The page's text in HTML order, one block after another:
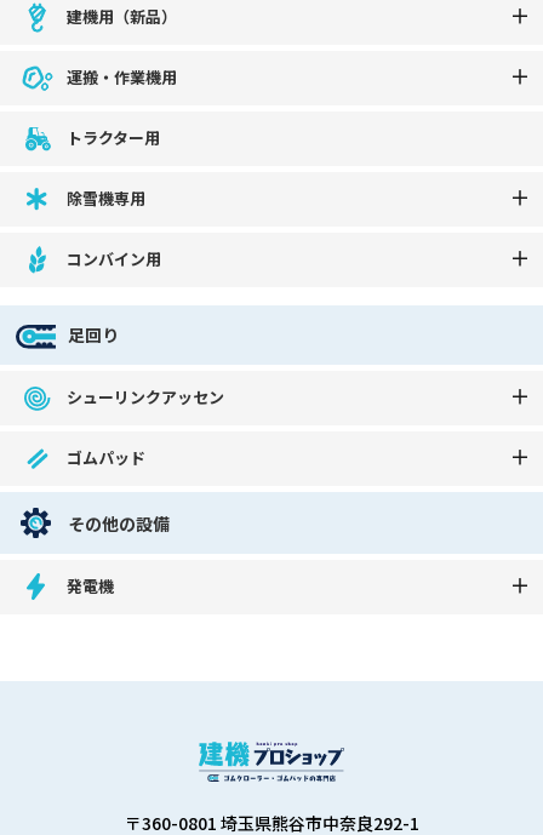
建機用（新品）
運搬・作業機用
トラクター用
除雪機専用
コンバイン用
足回り
シューリンクアッセン
ゴムパッド
その他の設備
発電機
〒360-0801 埼玉県熊谷市中奈良292-1